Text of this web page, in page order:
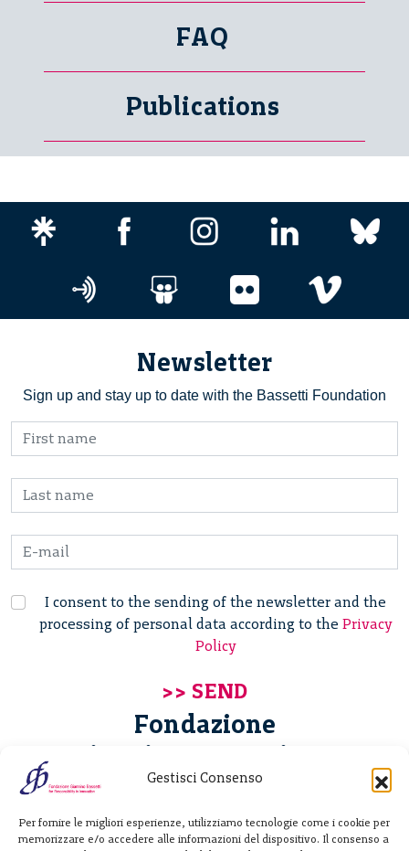
Gestisci Consenso
Per fornire le migliori esperienze, utilizziamo tecnologie come i cookie per
memorizzare e/o accedere alle informazioni del dispositivo. Il consenso a
FAQ
Publications
Newsletter
Sign up and stay up to date with the Bassetti Foundation
I consent to the sending of the newsletter and the
processing of personal data according to the Privacy
Policy
Fondazione
Giannino Bassetti ETS
20122 Milano - Italia